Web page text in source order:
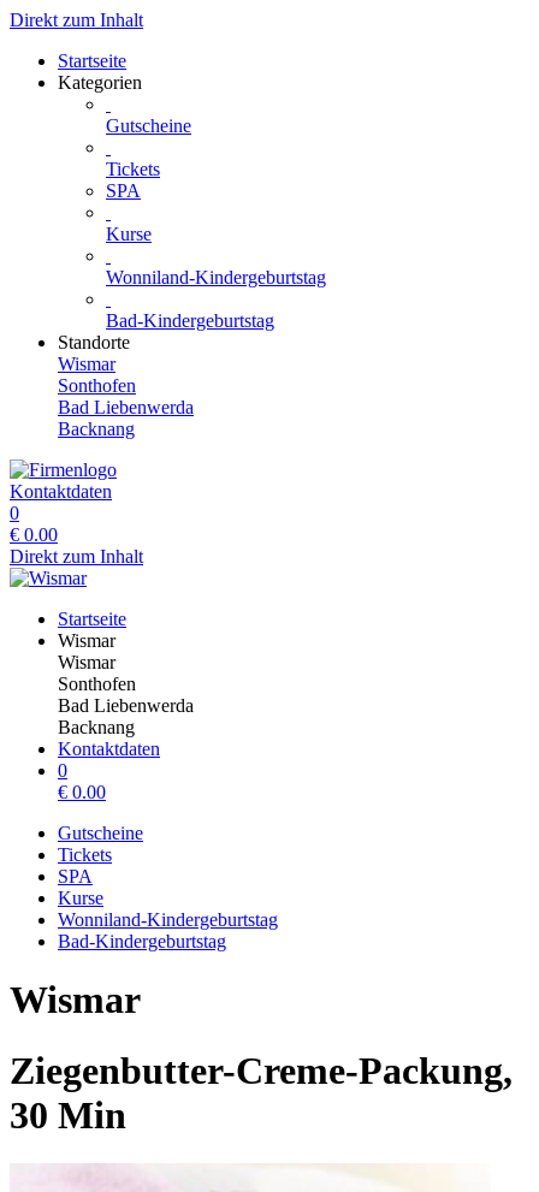
Direkt zum Inhalt
Startseite
Kategorien
Gutscheine
Tickets
SPA
Kurse
Wonniland-Kindergeburtstag
Bad-Kindergeburtstag
Standorte
Wismar
Sonthofen
Bad Liebenwerda
Backnang
Kontaktdaten
0
€ 0.00
Direkt zum Inhalt
Startseite
Wismar
Wismar
Sonthofen
Bad Liebenwerda
Backnang
Kontaktdaten
0
€ 0.00
Gutscheine
Tickets
SPA
Kurse
Wonniland-Kindergeburtstag
Bad-Kindergeburtstag
Wismar
Ziegenbutter-Creme-Packung,
30 Min